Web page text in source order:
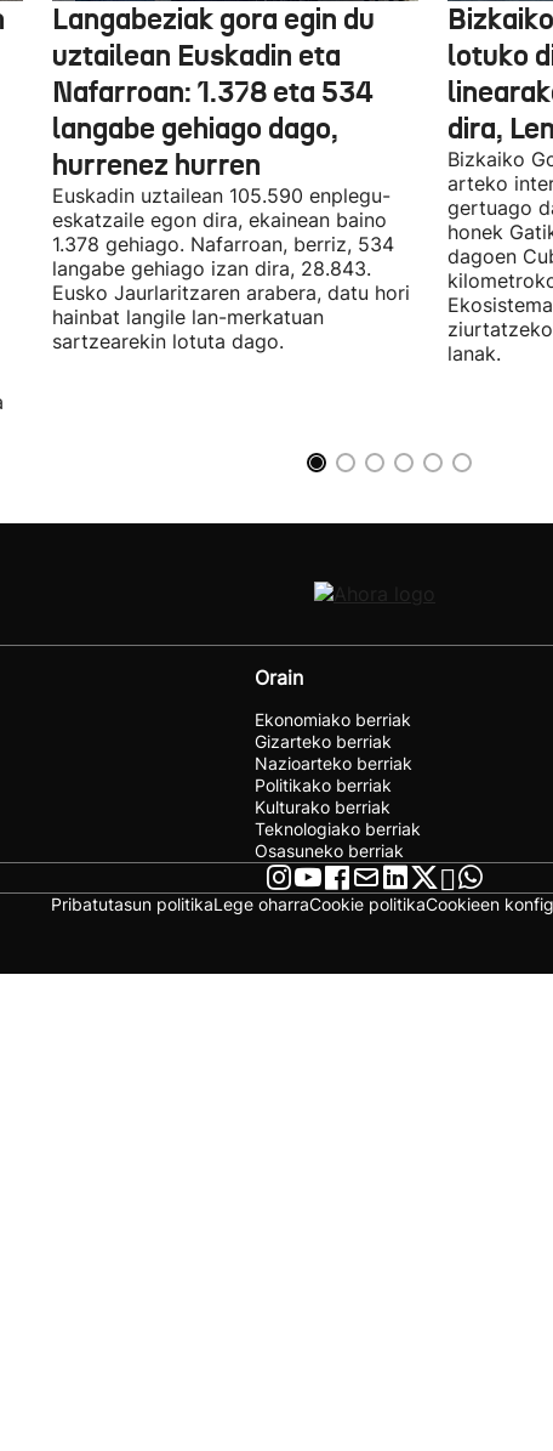
Langabeziak gora egin du
uztailean Euskadin eta
Nafarroan: 1.378 eta 534
langabe gehiago dago,
hurrenez hurren
Euskadin uztailean 105.590 enplegu-
eskatzaile egon dira, ekainean baino
1.378 gehiago. Nafarroan, berriz, 534
langabe gehiago izan dira, 28.843.
Eusko Jaurlaritzaren arabera, datu hori
hainbat langile lan-merkatuan
sartzearekin lotuta dago.
lotuko
dira,
Bizkaiko
arteko
gertuago
honek
dagoen
lanak.
Orain
Ekonomiako berriak
Gizarteko berriak
Nazioarteko berriak
Politikako berriak
Kulturako berriak
Teknologiako berriak
Osasuneko berriak
Pribatutasun politikaLege oharraCookie politikaCookieen